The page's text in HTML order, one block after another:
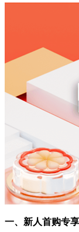
一、新人首购专享